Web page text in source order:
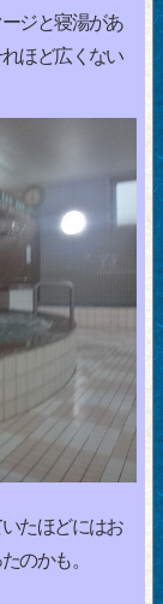
ジと寝湯があ
ほど広くない
たほどにはお
のかも。